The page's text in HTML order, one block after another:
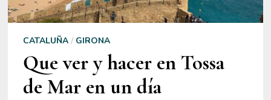
CATALUÑA/ GIRONA
Que ver y hacer en Tossa
de Mar en un día